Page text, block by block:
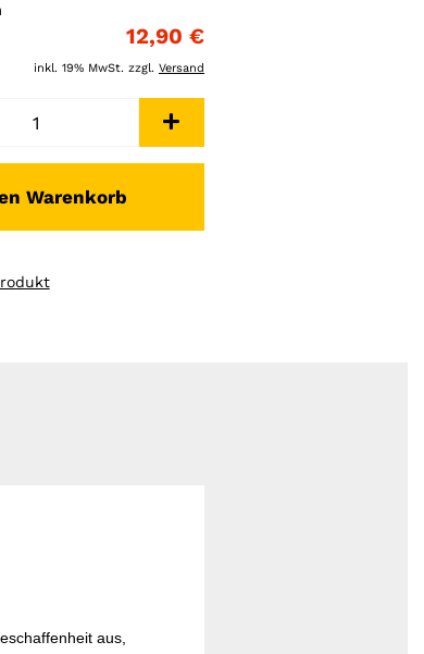
12,90 €
inkl. 19% MwSt. zzgl. Versand
Warenkorb
aus,